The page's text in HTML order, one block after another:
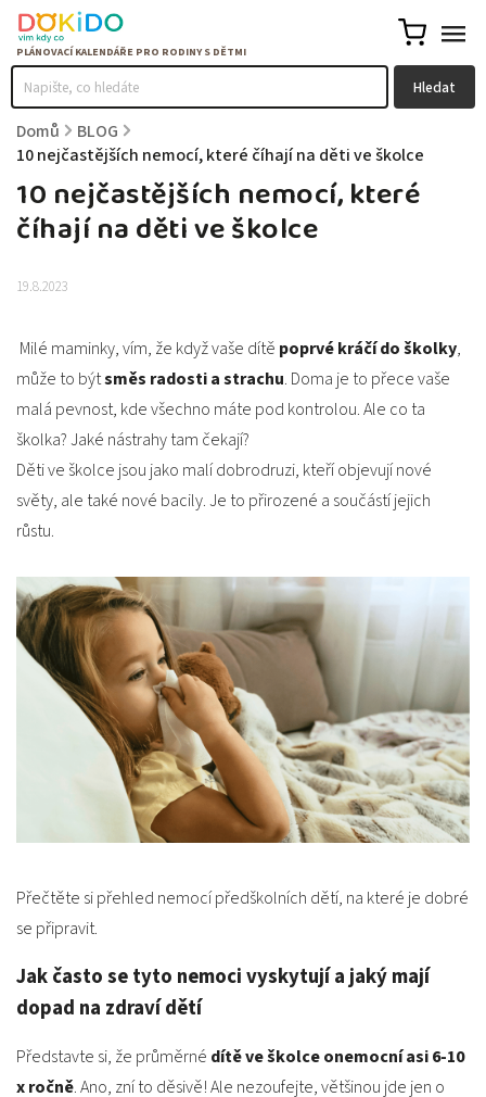
Hledat
Domů / BLOG /
10 nejčastějších nemocí, které číhají na děti ve školce
10 nejčastějších nemocí, které
číhají na děti ve školce
19.8.2023
Milé maminky, vím, že když vaše dítě poprvé kráčí do školky,
může to býtsměs radosti a strachu. Doma je to přece vaše
malá pevnost, kde všechno máte pod kontrolou. Ale co ta
školka? Jaké nástrahy tam čekají?
Děti ve školce jsou jako malí dobrodruzi, kteří objevují nové
světy, ale také nové bacily. Je to přirozené a součástí jejich
růstu.
Přečtěte si přehled nemocí předškolních dětí, na které je dobré
se připravit.
Jak často se tyto nemoci vyskytují a jaký mají
dopad na zdraví dětí
Představte si, že průměrné dítě ve školce onemocní asi 6-10
x ročně. Ano, zní to děsivě! Ale nezoufejte, většinou jde jen o